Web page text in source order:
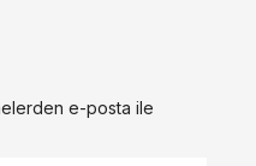
e-posta ile